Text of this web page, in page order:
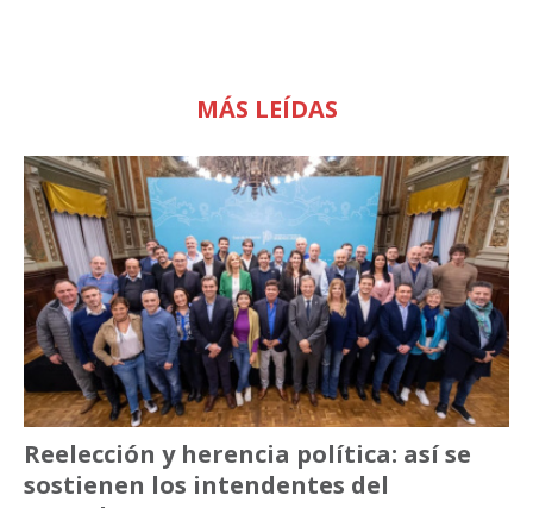
MÁS LEÍDAS
Reelección y herencia política: así se
sostienen los intendentes del